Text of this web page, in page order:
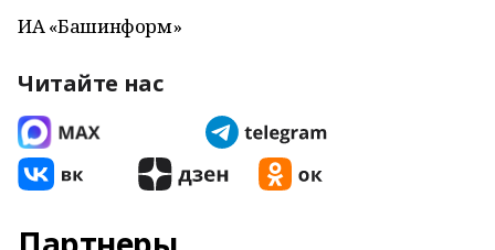
ИА «Башинформ»
Читайте нас